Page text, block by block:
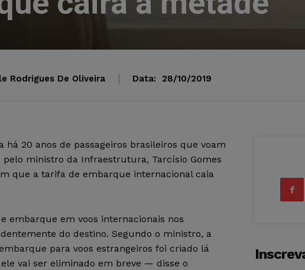
Rodrigues De Oliveira Data: 28/10/2019
20 anos de passageiros brasileiros que voam
ministro da Infraestrutura, Tarcísio Gomes
que a tarifa de embarque internacional caia
embarque em voos internacionais nos
do destino. Segundo o ministro, a
para voos estrangeiros foi criado lá
vai ser eliminado em breve — disse o